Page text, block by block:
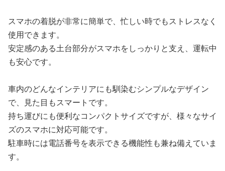
スマホの着脱が非常に簡単で、忙しい時でもストレスなく
使用できます。
安定感のある土台部分がスマホをしっかりと支え、運転中
も安心です。
車内のどんなインテリアにも馴染むシンプルなデザイン
で、見た目もスマートです。
持ち運びにも便利なコンパクトサイズですが、様々なサイ
ズのスマホに対応可能です。
駐車時には電話番号を表示できる機能性も兼ね備えていま
す。